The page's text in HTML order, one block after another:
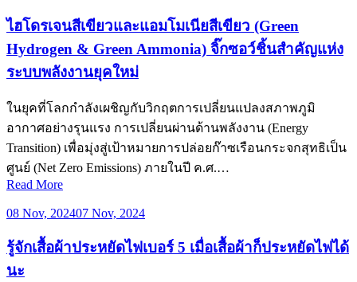
ไฮโดรเจนสีเขียวและแอมโมเนียสีเขียว (Green
Hydrogen & Green Ammonia) จิ๊กซอว์ชิ้นสำคัญแห่ง
ระบบพลังงานยุคใหม่
ในยุคที่โลกกำลังเผชิญกับวิกฤตการเปลี่ยนแปลงสภาพภูมิ
อากาศอย่างรุนแรง การเปลี่ยนผ่านด้านพลังงาน (Energy
Transition) เพื่อมุ่งสู่เป้าหมายการปล่อยก๊าซเรือนกระจกสุทธิเป็น
ศูนย์ (Net Zero Emissions) ภายในปี ค.ศ.…
Read More
08 Nov, 202407 Nov, 2024
รู้จักเสื้อผ้าประหยัดไฟเบอร์ 5 เมื่อเสื้อผ้าก็ประหยัดไฟได้
นะ